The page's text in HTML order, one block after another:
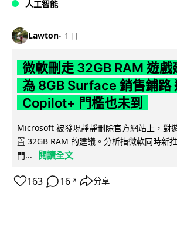
人工智能
Lawton 1 日
微軟刪走 32GB RAM 遊戲
為 8GB Surface 銷售鋪路
Copilot+ 門檻也未到
Microsoft 被發現靜靜刪除官方網站上，對
置 32GB RAM 的建議。分析指微軟同時新
門...
閱讀全文
163 16 ↗ 分享